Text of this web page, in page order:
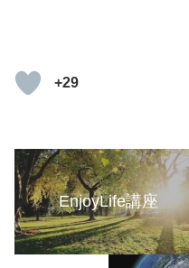
+29
EnjoyLife講座